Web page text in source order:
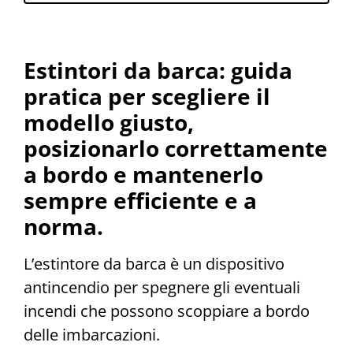
Estintori da barca: guida
pratica per scegliere il
modello giusto,
posizionarlo correttamente
a bordo e mantenerlo
sempre efficiente e a
norma.
L’estintore da barca è un dispositivo
antincendio per spegnere gli eventuali
incendi che possono scoppiare a bordo
delle imbarcazioni.